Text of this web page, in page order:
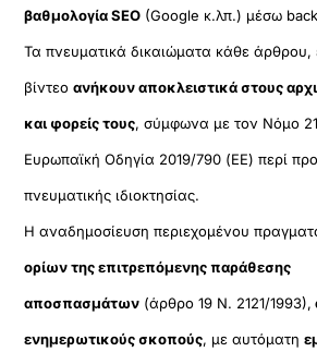
βαθμολογία SEO (Google κ.λπ.) μέσω
Τα πνευματικά δικαιώματα κάθε άρθρου,
βίντεοανήκουν αποκλειστικά στους
και φορείς τους, σύμφωνα με τον Νόμο
Ευρωπαϊκή Οδηγία 2019/790 (ΕΕ) περί
πνευματικής ιδιοκτησίας.
Η αναδημοσίευση περιεχομένου
ορίων της επιτρεπόμενης παράθεσης
αποσπασμάτων (άρθρο 19 Ν. 2121/1993),
ενημερωτικούς σκοπούς, με αυτόματη